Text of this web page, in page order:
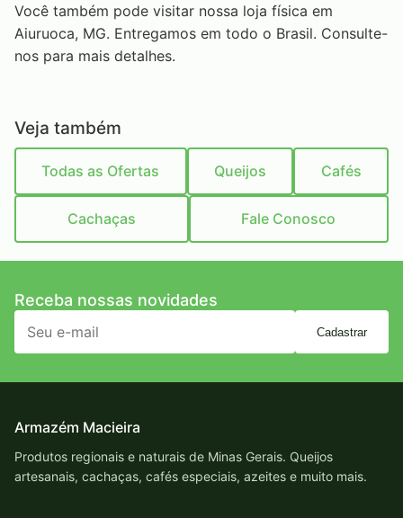
Você também pode visitar nossa loja física em
Aiuruoca, MG. Entregamos em todo o Brasil. Consulte-
nos para mais detalhes.
Veja também
Todas as Ofertas Queijos Cafés
Cachaças Fale Conosco
Receba nossas novidades
Cadastrar
Armazém Macieira
Produtos regionais e naturais de Minas Gerais. Queijos
artesanais, cachaças, cafés especiais, azeites e muito mais.